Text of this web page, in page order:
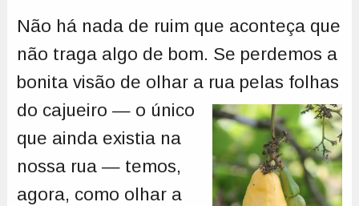
Não há nada de ruim que aconteça que
não traga algo de bom. Se perdemos a
bonita visão de olhar a rua pelas folhas
do cajueiro — o único
que ainda existia na
nossa rua — temos,
agora, como olhar a